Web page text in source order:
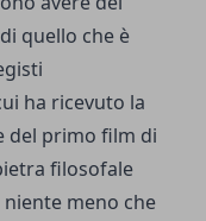
quello che è
ha ricevuto la
del primo film di
filosofale
meno che